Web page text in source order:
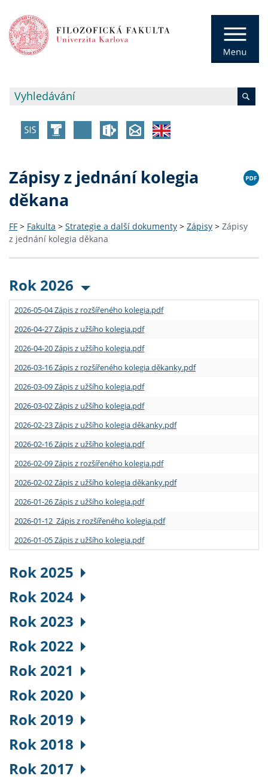
Zápisy z jednání kolegia
děkana
FF > Fakulta > Strategie a další dokumenty > Zápisy > Zápisy
z jednání kolegia děkana
Rok 2026
2026-05-04 Zápis z rozšířeného kolegia.pdf
2026-04-27 Zápis z užšího kolegia.pdf
2026-04-20 Zápis z užšího kolegia.pdf
2026-03-16 Zápis z rozšířeného kolegia děkanky.pdf
2026-03-09 Zápis z užšího kolegia.pdf
2026-03-02 Zápis z užšího kolegia.pdf
2026-02-23 Zápis z užšího kolegia děkanky.pdf
2026-02-16 Zápis z užšího kolegia.pdf
2026-02-09 Zápis z rozšířeného kolegia.pdf
2026-02-02 Zápis z užšího kolegia děkanky.pdf
2026-01-26 Zápis z užšího kolegia.pdf
2026-01-12 Zápis z rozšířeného kolegia.pdf
2026-01-05 Zápis z užšího kolegia.pdf
Rok 2025
Rok 2024
Rok 2023
Rok 2022
Rok 2021
Rok 2020
Rok 2019
Rok 2018
Rok 2017